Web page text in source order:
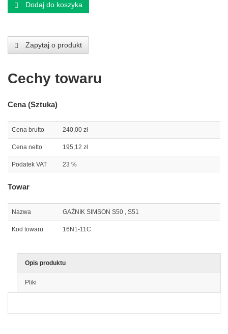
Dodaj do koszyka
Zapytaj o produkt
Cechy towaru
Cena (Sztuka)
Cena brutto 240,00 zł
Cena netto 195,12 zł
Podatek VAT 23 %
Towar
Nazwa GAŹNIK SIMSON S50 , S51
Kod towaru 16N1-11C
Opis produktu
Pliki